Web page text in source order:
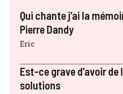
Qui chante j’ai la
Pierre Dandy
Eric
Est-ce grave d’avoir de
solutions